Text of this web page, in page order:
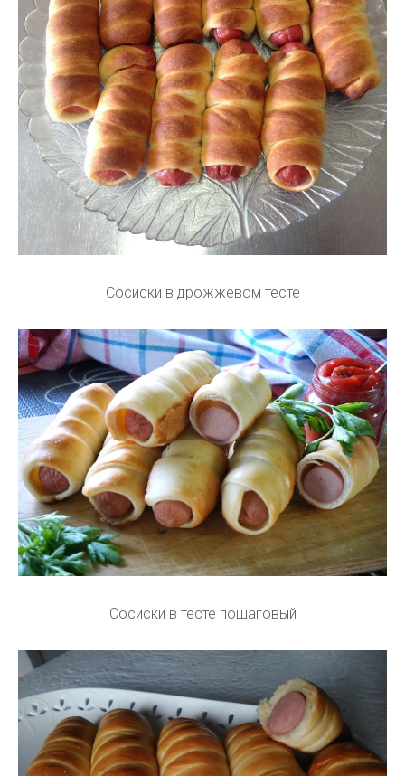
Сосиски в дрожжевом тесте
Сосиски в тесте пошаговый